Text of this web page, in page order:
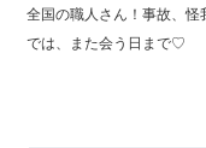
全国の職人さん！事故、怪
では、また会う日まで♡